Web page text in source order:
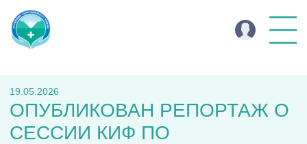
19.05.2026
ОПУБЛИКОВАН РЕПОРТАЖ О
СЕССИИ КИФ ПО